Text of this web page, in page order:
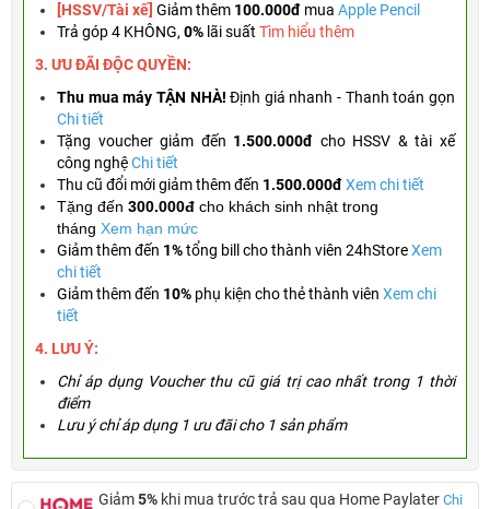
[HSSV/Tài xế] Giảm thêm 100.000đ mua Apple Pencil
Trả góp 4 KHÔNG, 0% lãi suất Tìm hiểu thêm
3. ƯU ĐÃI ĐỘC QUYỀN:
Thu mua máy TẬN NHÀ!Định giá nhanh - Thanh toán gọn
Chi tiết
Tặng voucher giảm đến 1.500.000đ cho HSSV & tài xế
công nghệChi tiết
Thu cũ đổi mới giảm thêm đến 1.500.000đXem chi tiết
Tặng đến 300.000đ cho khách sinh nhật trong
tháng Xem hạn mức
Giảm thêm đến 1%tổng bill cho thành viên 24hStoreXem
chi tiết
Giảm thêm đến 10% phụ kiện cho thẻ thành viên Xem chi
tiết
4. LƯU Ý:
Chỉ áp dụng Voucher thu cũ giá trị cao nhất trong 1 thời
điểm
Lưu ý chỉ áp dụng 1 ưu đãi cho 1 sản phẩm
Giảm5% khi mua trước trả sau qua Home Paylater Chi